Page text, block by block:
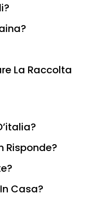
La Raccolta
Risponde?
Casa?